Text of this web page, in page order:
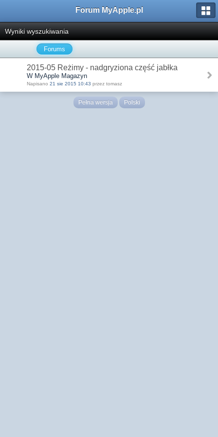
Forum MyApple.pl
Wyniki wyszukiwania
Forums
2015-05 Reżimy - nadgryziona część jabłka
W MyApple Magazyn
Napisano 21 sie 2015 10:43 przez tomasz
Pełna wersja Polski